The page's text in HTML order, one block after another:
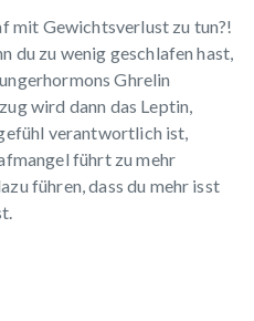
mit Gewichtsverlust zu tun?!
du zu wenig geschlafen hast,
Ghrelin
wird dann das Leptin,
verantwortlich ist,
führt zu mehr
führen, dass du mehr isst